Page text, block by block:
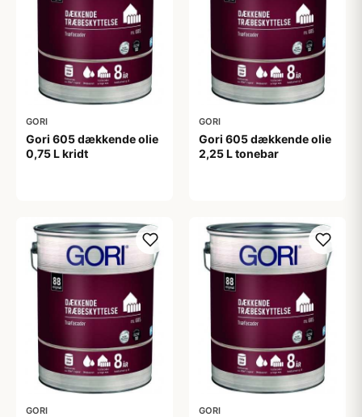
GORI
Gori 605 dækkende olie
0,75 L kridt
GORI
Gori 605 dækkende olie
2,25 L tonebar
GORI GORI